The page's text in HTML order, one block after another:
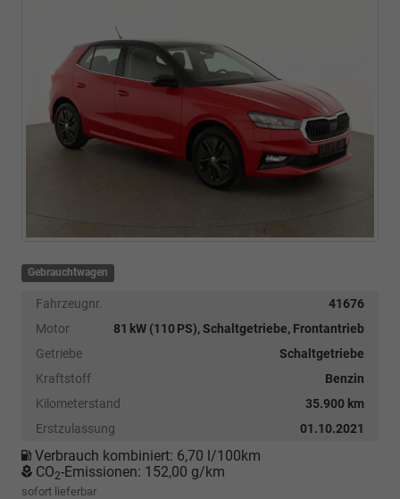
Gebrauchtwagen
Fahrzeugnr.
41676
Motor
81 kW (110 PS), Schaltgetriebe, Frontantrieb
Getriebe
Schaltgetriebe
Kraftstoff
Benzin
Kilometerstand
35.900 km
Erstzulassung
01.10.2021
Verbrauch kombiniert: 6,70 l/100km
CO2-Emissionen: 152,00 g/km
sofort lieferbar